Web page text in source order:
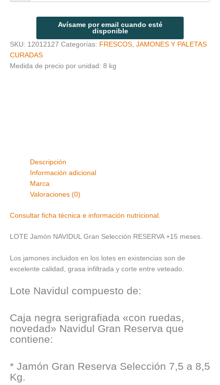
Avísame por email cuando esté
disponible
SKU: 12012127 Categorías: FRESCOS, JAMONES Y PALETAS
CURADAS
Medida de precio por unidad: 8 kg
Descripción
Información adicional
Marca
Valoraciones (0)
Consultar ficha técnica e información nutricional.
LOTE Jamón NAVIDUL Gran Selección RESERVA +15 meses.
Los jamones incluidos en los lotes en existencias son de
excelente calidad, grasa infiltrada y corte entre veteado.
Lote Navidul compuesto de:
Caja negra serigrafiada «con ruedas,
novedad» Navidul Gran Reserva que
contiene:
* Jamón Gran Reserva Selección 7,5 a 8,5
Kg.